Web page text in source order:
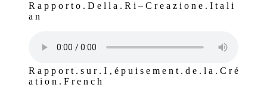
R a p p o r t o . D e l l a . R i – C r e a z i o n e . I t a l i
a n
R a p p o r t . s u r . I ‚ é p u i s e m e n t . d e . l a . C r é
a t i o n . F r e n c h